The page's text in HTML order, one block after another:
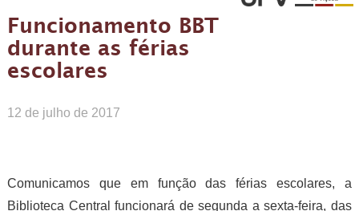
Canais
Funcionamento BBT
durante as férias
escolares
12 de julho de 2017
Comunicamos que em função das férias escolares, a
Biblioteca Central funcionará de segunda a sexta-feira, das